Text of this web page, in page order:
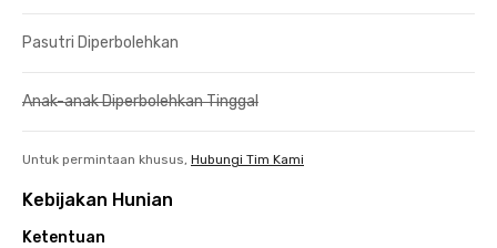
Pasutri Diperbolehkan
Anak-anak Diperbolehkan Tinggal
Untuk permintaan khusus, Hubungi Tim Kami
Kebijakan Hunian
Ketentuan